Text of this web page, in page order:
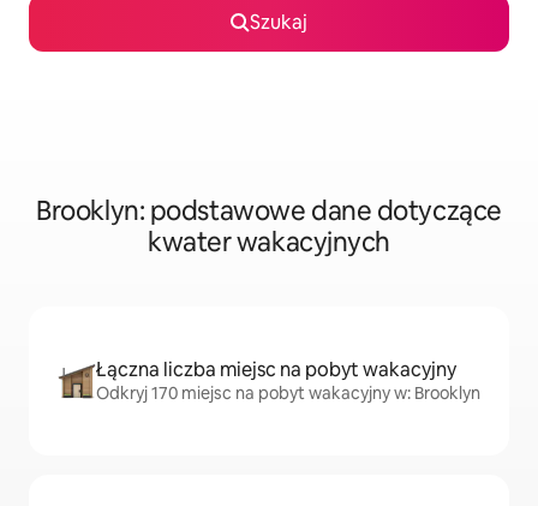
Szukaj
Brooklyn: podstawowe dane dotyczące
kwater wakacyjnych
Łączna liczba miejsc na pobyt wakacyjny
Odkryj 170 miejsc na pobyt wakacyjny w: Brooklyn